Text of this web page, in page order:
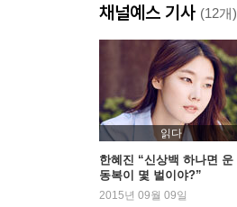
채널예스 기사 (12개)
읽다
한혜진 “신상백 하나면 운
동복이 몇 벌이야?”
2015년 09월 09일